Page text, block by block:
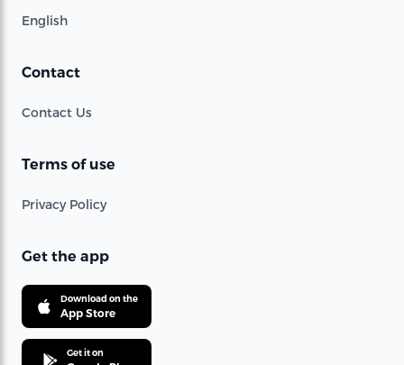
English
Contact
Contact Us
Terms of use
Privacy Policy
Get the app
Download on the
App Store
Get it on